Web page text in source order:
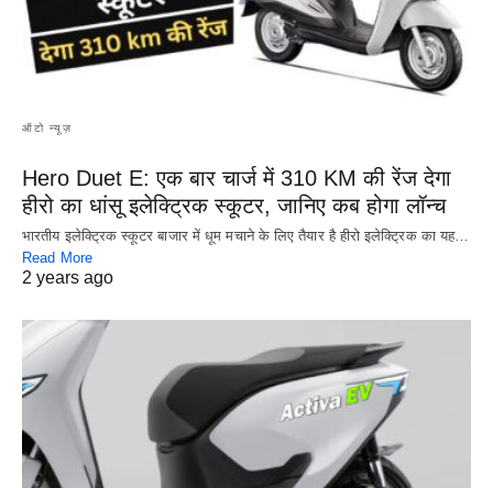
ऑटो न्यूज़
Hero Duet E: एक बार चार्ज में 310 KM की रेंज देगा
हीरो का धांसू इलेक्ट्रिक स्कूटर, जानिए कब होगा लॉन्च
भारतीय इलेक्ट्रिक स्कूटर बाजार में धूम मचाने के लिए तैयार है हीरो इलेक्ट्रिक का यह…
Read More
2 years ago